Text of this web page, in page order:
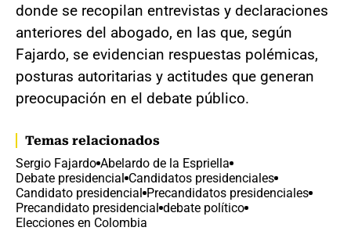
donde se recopilan entrevistas y declaraciones
anteriores del abogado, en las que, según
Fajardo, se evidencian respuestas polémicas,
posturas autoritarias y actitudes que generan
preocupación en el debate público.
Temas relacionados
Sergio Fajardo Abelardo de la Espriella
Debate presidencial Candidatos presidenciales
Candidato presidencial Precandidatos presidenciales
Precandidato presidencial debate político
Elecciones en Colombia